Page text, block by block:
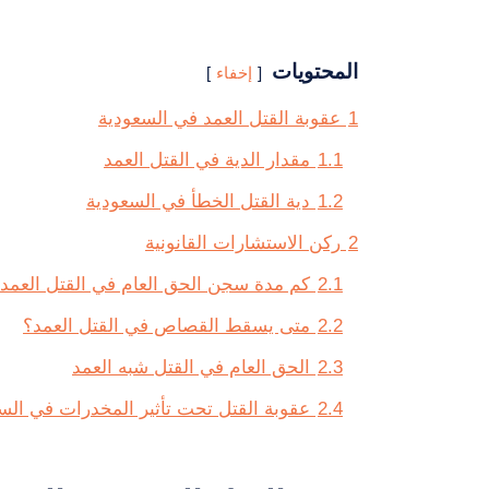
المحتويات إخفاء
1 عقوبة القتل العمد في السعودية
1.1 مقدار الدية في القتل العمد
1.2 دية القتل الخطأ في السعودية
2 ركن الاستشارات القانونية
2.1 كم مدة سجن الحق العام في القتل
2.2 متى يسقط القصاص في القتل العمد؟
2.3
الحق العام في القتل شبه العمد
2.4 عقوبة القتل تحت تأثير المخدرات في